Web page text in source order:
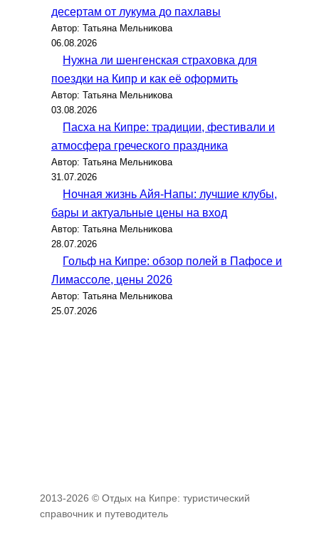
десертам от лукума до пахлавы
Автор: Татьяна Мельникова
06.08.2026
Нужна ли шенгенская страховка для
поездки на Кипр и как её оформить
Автор: Татьяна Мельникова
03.08.2026
Пасха на Кипре: традиции, фестивали и
атмосфера греческого праздника
Автор: Татьяна Мельникова
31.07.2026
Ночная жизнь Айя-Напы: лучшие клубы,
бары и актуальные цены на вход
Автор: Татьяна Мельникова
28.07.2026
Гольф на Кипре: обзор полей в Пафосе и
Лимассоле, цены 2026
Автор: Татьяна Мельникова
25.07.2026
2013-2026 © Отдых на Кипре: туристический
справочник и путеводитель